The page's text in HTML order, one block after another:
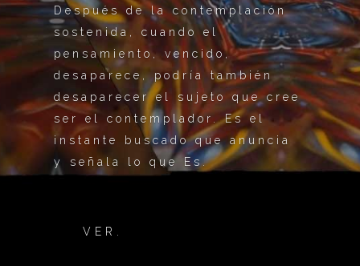
Después de la contemplación
sostenida, cuando el
pensamiento, vencido,
desaparece, podría también
desaparecer el sujeto que cree
ser el contemplador. Es el
instante buscado que anuncia
y señala lo que Es.
VER.